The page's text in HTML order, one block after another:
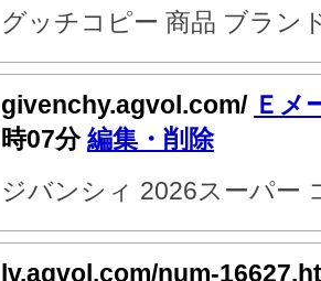
グッチコピー 商品 ブラン
givenchy.agvol.com/ Ｅメ
時07分編集・削除
ジバンシィ 2026スーパー
lv.agvol.com/num-